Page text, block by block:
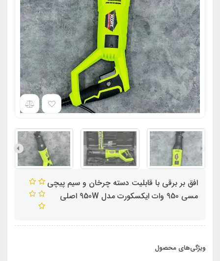
افق بر برقی با قابلیت دسته چرخان و سیم پیچی
مسی 950 وات ایکسکورت مدل 950W اصلی
ویژگی‌های محصول